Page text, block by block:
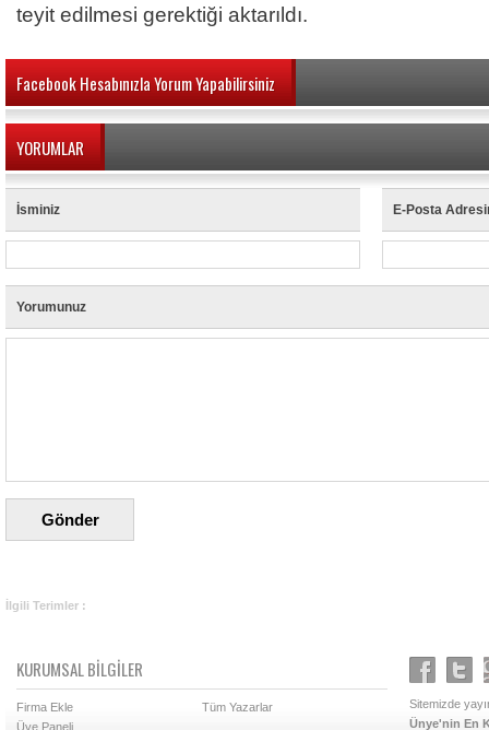
teyit edilmesi gerektiği aktarıldı.
Facebook Hesabınızla Yorum Yapabilirsiniz
YORUMLAR
İsminiz E-Posta
Yorumunuz
İlgili Terimler :
KURUMSAL BİLGİLER
Firma Ekle
Tüm Yazarlar
Üye Paneli
Sitemizde
Ünye'nin En